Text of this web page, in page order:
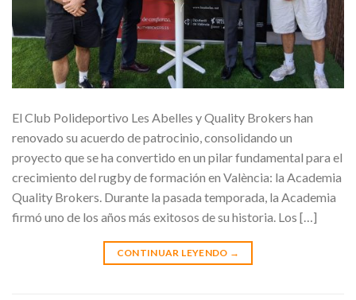
El Club Polideportivo Les Abelles y Quality Brokers han
renovado su acuerdo de patrocinio, consolidando un
proyecto que se ha convertido en un pilar fundamental para el
crecimiento del rugby de formación en València: la Academia
Quality Brokers. Durante la pasada temporada, la Academia
firmó uno de los años más exitosos de su historia. Los […]
CONTINUAR LEYENDO →